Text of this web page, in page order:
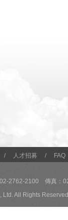
/ 人才招募 / FAQ
2762-2100 傳真：
Ltd. All Rights